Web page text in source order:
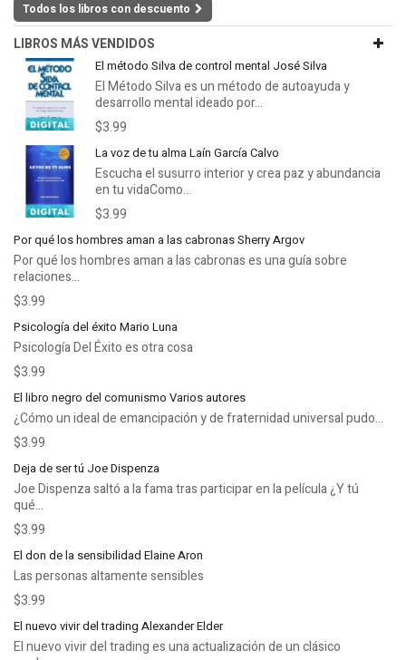
Todos los libros con descuento
LIBROS MÁS VENDIDOS
El método Silva de control mental José Silva
El Método Silva es un método de autoayuda y
desarrollo mental ideado por...
$3.99
La voz de tu alma Laín García Calvo
Escucha el susurro interior y crea paz y abundancia
en tu vidaComo...
$3.99
Por qué los hombres aman a las cabronas Sherry Argov
Por qué los hombres aman a las cabronas es una guía sobre
relaciones...
$3.99
Psicología del éxito Mario Luna
Psicología Del Éxito es otra cosa
$3.99
El libro negro del comunismo Varios autores
¿Cómo un ideal de emancipación y de fraternidad universal pudo...
$3.99
Deja de ser tú Joe Dispenza
Joe Dispenza saltó a la fama tras participar en la película ¿Y tú
qué...
$3.99
El don de la sensibilidad Elaine Aron
Las personas altamente sensibles
$3.99
El nuevo vivir del trading Alexander Elder
El nuevo vivir del trading es una actualización de un clásico